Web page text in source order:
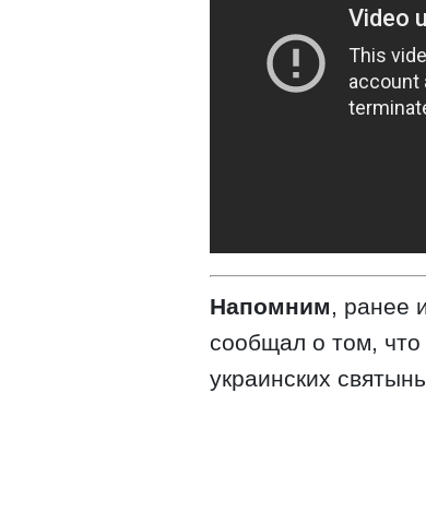
Напомним, ранее
сообщал о том, что
украинских